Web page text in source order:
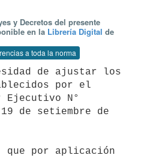
y Decretos del presente
en la Librería Digital de
a toda la norma
por el
Ejecutivo N°
de setiembre de